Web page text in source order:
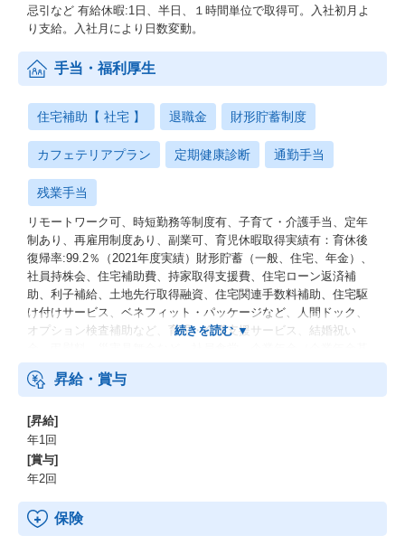
忌引など 有給休暇:1日、半日、１時間単位で取得可。入社初月よ
り支給。入社月により日数変動。
手当・福利厚生
住宅補助【 社宅 】 退職金 財形貯蓄制度
カフェテリアプラン 定期健康診断 通勤手当
残業手当
リモートワーク可、時短勤務等制度有、子育て・介護手当、定年
制あり、再雇用制度あり、副業可、育児休暇取得実績有：育休後
復帰率:99.2％（2021年度実績）財形貯蓄（一般、住宅、年金）、
社員持株会、住宅補助費、持家取得支援費、住宅ローン返済補
助、利子補給、土地先行取得融資、住宅関連手数料補助、住宅駆
け付けサービス、ベネフィット・パッケージなど、人間ドック、
オプション検査補助など、育児・介護支援サービス、結婚祝い
金、確定拠出年金）、電気通信共済会(個人年金、遺児育英基金)
昇給・賞与
[昇給]
年1回
[賞与]
年2回
保険